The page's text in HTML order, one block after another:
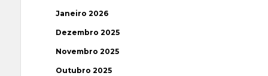
Janeiro 2026
Dezembro 2025
Novembro 2025
Outubro 2025